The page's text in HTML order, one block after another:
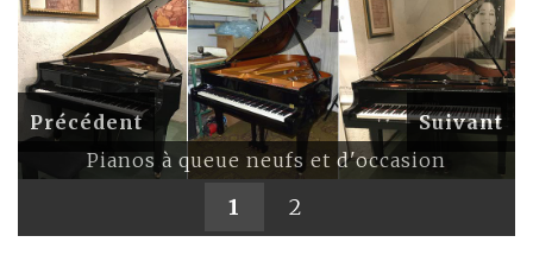
Pianos à queue neufs et d'occasion
Précédent Suivant
1 2